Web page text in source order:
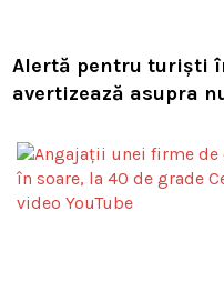
Alertă pentru turiști
avertizează asupra